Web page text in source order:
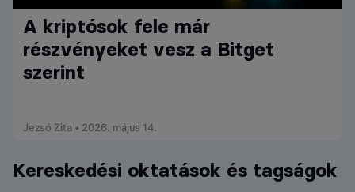
A kriptósok fele már
részvényeket vesz a Bitget
szerint
Jezsó Zita • 2026. május 14.
Kereskedési oktatások és tagságok